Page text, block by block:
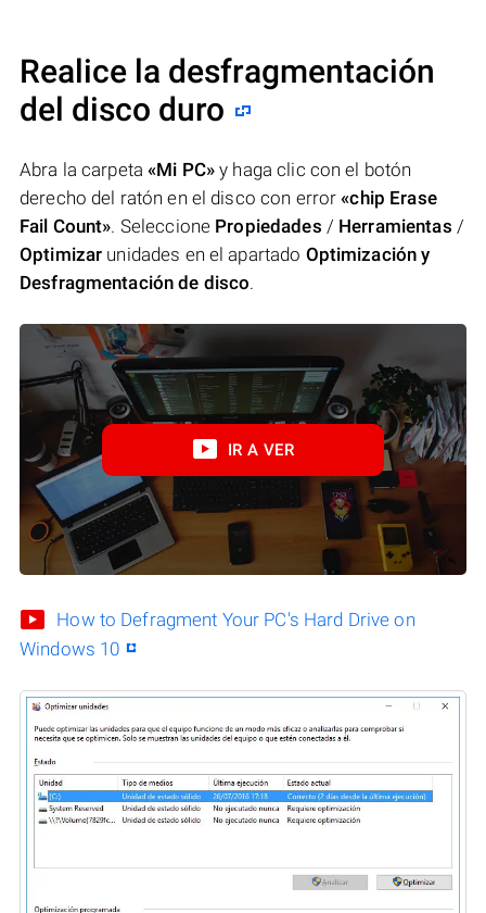
Realice la desfragmentación
del disco duro
Abra la carpeta«Mi PC» y haga clic con el botón
derecho del ratón en el disco con error«chip Erase
Fail Count». Seleccione Propiedades / Herramientas /
Optimizar unidades en el apartado Optimización y
Desfragmentación de disco.
IR A VER
How to Defragment Your PC's Hard Drive on
Windows 10